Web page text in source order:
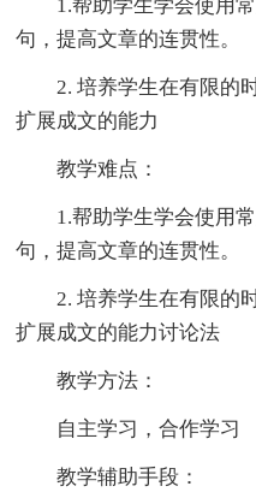
1.帮助学生学会使用
句，提高文章的连贯性。
2. 培养学生在有限的
扩展成文的能力
教学难点：
1.帮助学生学会使用
句，提高文章的连贯性。
2. 培养学生在有限的
扩展成文的能力讨论法
教学方法：
自主学习，合作学习
教学辅助手段：